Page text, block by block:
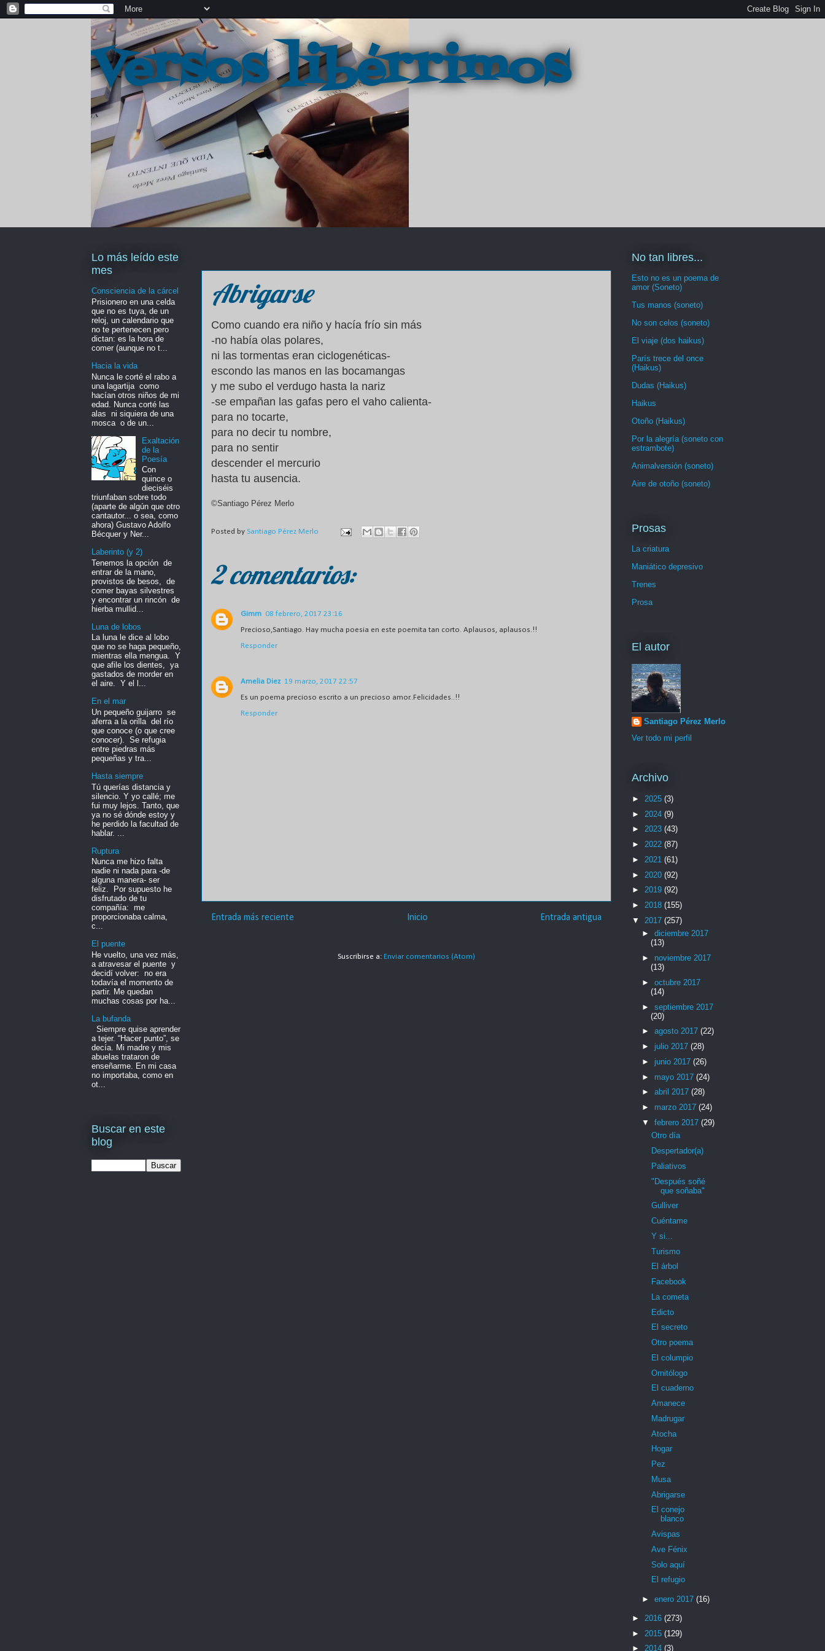
Versos libérrimos
Abrigarse
Como cuando era niño y hacía frío sin más
-no había olas polares,
ni las tormentas eran ciclogenéticas-
escondo las manos en las bocamangas
y me subo el verdugo hasta la nariz
-se empañan las gafas pero el vaho calienta-
para no tocarte,
para no decir tu nombre,
para no sentir
descender el mercurio
hasta tu ausencia.
©Santiago Pérez Merlo
Posted by Santiago Pérez Merlo
2 comentarios:
Gimm 08 febrero, 2017 23:16
Precioso,Santiago. Hay mucha poesia en este poemita tan corto. Aplausos, aplausos.!!
Responder
Amelia Diez 19 marzo, 2017 22:57
Es un poema precioso escrito a un precioso amor..Felicidades..!!
Responder
Entrada más reciente Entrada antigua
Inicio
Suscribirse a: Enviar comentarios (Atom)
Lo más leído este
mes
Consciencia de la cárcel
Prisionero en una celda
que no es tuya, de un
reloj, un calendario que
no te pertenecen pero
dictan: es la hora de
comer (aunque no t...
Hacia la vida
Nunca le corté el rabo a
una lagartija como
hacían otros niños de mi
edad. Nunca corté las
alas ni siquiera de una
mosca o de un...
Exaltación
de la
Poesía
Con
quince o
dieciséis
triunfaban sobre todo
(aparte de algún que otro
cantautor... o sea, como
ahora) Gustavo Adolfo
Bécquer y Ner...
Laberinto (y 2)
Tenemos la opción de
entrar de la mano,
provistos de besos, de
comer bayas silvestres
y encontrar un rincón de
hierba mullid...
Luna de lobos
La luna le dice al lobo
que no se haga pequeño,
mientras ella mengua. Y
que afile los dientes, ya
gastados de morder en
el aire. Y el l...
En el mar
Un pequeño guijarro se
aferra a la orilla del río
que conoce (o que cree
conocer). Se refugia
entre piedras más
pequeñas y tra...
Hasta siempre
Tú querías distancia y
silencio. Y yo callé; me
fui muy lejos. Tanto, que
ya no sé dónde estoy y
he perdido la facultad de
hablar. ...
Ruptura
Nunca me hizo falta
nadie ni nada para -de
alguna manera- ser
feliz. Por supuesto he
disfrutado de tu
compañía: me
proporcionaba calma,
c...
El puente
He vuelto, una vez más,
a atravesar el puente y
decidí volver: no era
todavía el momento de
partir. Me quedan
muchas cosas por ha...
La bufanda
Siempre quise aprender
a tejer. “Hacer punto”, se
decía. Mi madre y mis
abuelas trataron de
enseñarme. En mi casa
no importaba, como en
ot...
Buscar en este
blog
No tan libres...
Esto no es un poema de
amor (Soneto)
Tus manos (soneto)
No son celos (soneto)
El viaje (dos haikus)
París trece del once
(Haikus)
Dudas (Haikus)
Haikus
Otoño (Haikus)
Por la alegría (soneto con
estrambote)
Animalversión (soneto)
Aire de otoño (soneto)
Prosas
La criatura
Maniático depresivo
Trenes
Prosa
El autor
Santiago Pérez Merlo
Ver todo mi perfil
Archivo
► 2025 (3)
► 2024 (9)
► 2023 (43)
► 2022 (87)
► 2021 (61)
► 2020 (92)
► 2019 (92)
► 2018 (155)
▼ 2017 (257)
► diciembre 2017
(13)
► noviembre 2017
(13)
► octubre 2017
(14)
► septiembre 2017
(20)
► agosto 2017 (22)
► julio 2017 (28)
► junio 2017 (26)
► mayo 2017 (24)
► abril 2017 (28)
► marzo 2017 (24)
▼ febrero 2017 (29)
Otro día
Despertador(a)
Paliativos
"Después soñé
que soñaba"
Gulliver
Cuéntame
Y si...
Turismo
El árbol
Facebook
La cometa
Edicto
El secreto
Otro poema
El columpio
Ornitólogo
El cuaderno
Amanece
Madrugar
Atocha
Hogar
Pez
Musa
Abrigarse
El conejo
blanco
Avispas
Ave Fénix
Solo aquí
El refugio
► enero 2017 (16)
► 2016 (273)
► 2015 (129)
► 2014 (3)